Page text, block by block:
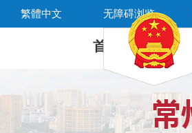
繁體中文 无障碍浏览
首 页 新